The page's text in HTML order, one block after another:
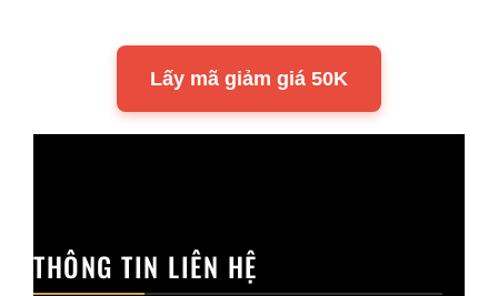
Lấy mã giảm giá 50K
THÔNG TIN LIÊN HỆ